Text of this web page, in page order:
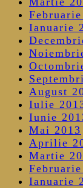
Ianuarie
August
Iulie
Iunie
Mai 2013
Aprilie
Martie
Ianuarie